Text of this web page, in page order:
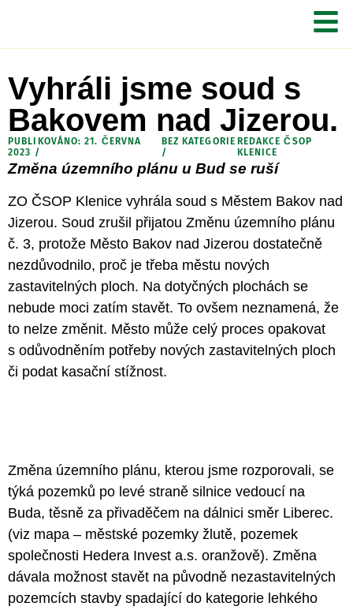
Vyhráli jsme soud s
Bakovem nad Jizerou.
PUBLIKOVÁNO: 21. ČERVNA
2023 /
BEZ KATEGORIE
/
REDAKCE ČSOP
KLENICE
Změna územního plánu u Bud se ruší
ZO ČSOP Klenice vyhrála soud s Městem Bakov nad
Jizerou. Soud zrušil přijatou Změnu územního plánu
č. 3, protože Město Bakov nad Jizerou dostatečně
nezdůvodnilo, proč je třeba městu nových
zastavitelných ploch. Na dotyčných plochách se
nebude moci zatím stavět. To ovšem neznamená, že
to nelze změnit. Město může celý proces opakovat
s odůvodněním potřeby nových zastavitelných ploch
či podat kasační stížnost.
Změna územního plánu, kterou jsme rozporovali, se
týká pozemků po levé straně silnice vedoucí na
Buda, těsně za přivaděčem na dálnici směr Liberec.
(viz mapa – městské pozemky žlutě, pozemek
společnosti Hedera Invest a.s. oranžově). Změna
dávala možnost stavět na původně nezastavitelných
pozemcích stavby spadající do kategorie lehkého